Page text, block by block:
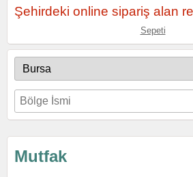
Şehirdeki online sipariş alan
Sepeti
Mutfak